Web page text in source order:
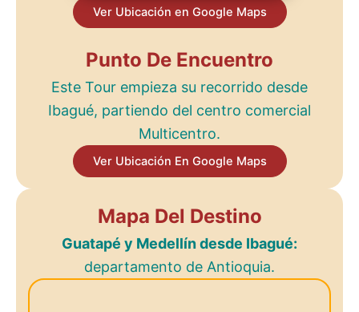
Ver Ubicación en Google Maps
Punto De Encuentro
Este Tour empieza su recorrido desde
Ibagué, partiendo del centro comercial
Multicentro.
Ver Ubicación En Google Maps
Mapa Del Destino
Guatapé y Medellín desde Ibagué:
departamento de Antioquia.